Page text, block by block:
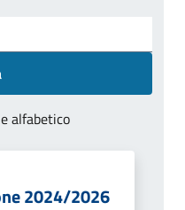
alfabetico
2024/2026